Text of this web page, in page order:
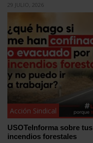
29 JULIO, 2026
Acción Sindical
USOTeInforma sobre
incendios forestales